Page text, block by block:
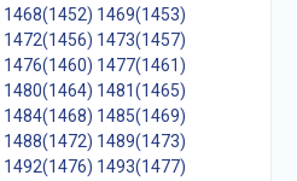
1468(1452) 1469(1453)
1472(1456) 1473(1457)
1476(1460) 1477(1461)
1480(1464) 1481(1465)
1484(1468) 1485(1469)
1488(1472) 1489(1473)
1492(1476) 1493(1477)